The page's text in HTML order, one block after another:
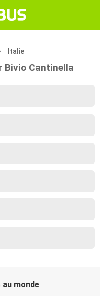
Italie
Bivio Cantinella
monde